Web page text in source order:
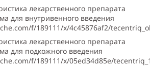
лекарственного препарата
для внутривенного введения
f/189111/x/4c45876af2/
лекарственного препарата
для подкожного введения
f/189111/x/05ed34d85e/